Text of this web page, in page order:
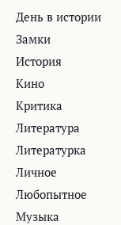
День в истории
Замки
История
Кино
Критика
Литература
Литературка
Личное
Любопытное
Музыка